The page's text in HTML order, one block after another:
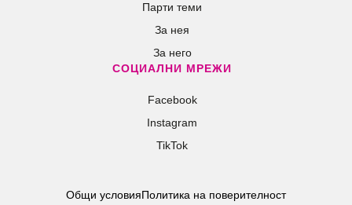
Парти теми
За нея
За него
СОЦИАЛНИ МРЕЖИ
Facebook
Instagram
TikTok
Общи условияПолитика на поверителност